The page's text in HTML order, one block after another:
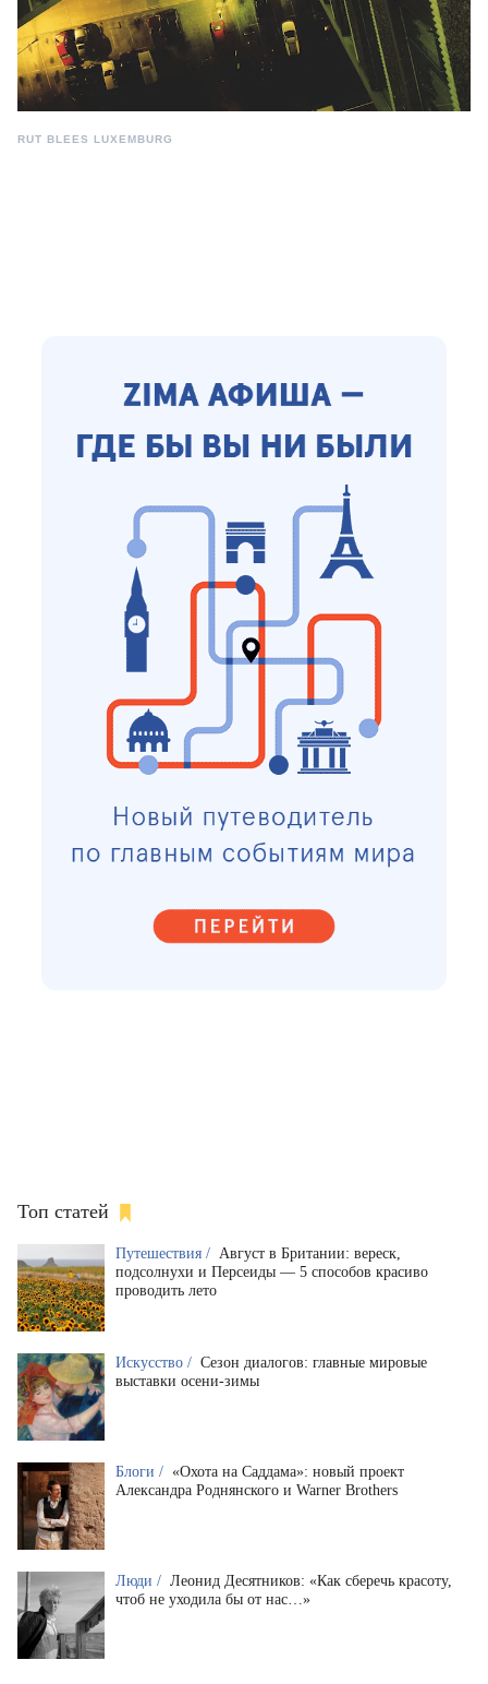
RUT BLEES LUXEMBURG
Топ статей
Путешествия / Август в Британии: вереск,
подсолнухи и Персеиды — 5 способов красиво
проводить лето
Искусство / Сезон диалогов: главные мировые
выставки осени-зимы
Блоги / «Охота на Саддама»: новый проект
Александра Роднянского и Warner Brothers
Люди / Леонид Десятников: «Как сберечь красоту,
чтоб не уходила бы от нас…»